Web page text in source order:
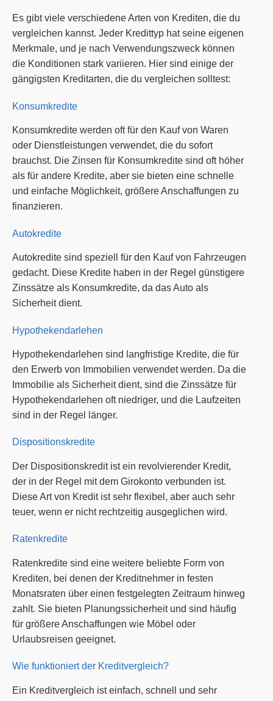
Es gibt viele verschiedene Arten von Krediten, die du
vergleichen kannst. Jeder Kredittyp hat seine eigenen
Merkmale, und je nach Verwendungszweck können
die Konditionen stark variieren. Hier sind einige der
gängigsten Kreditarten, die du vergleichen solltest:
Konsumkredite
Konsumkredite werden oft für den Kauf von Waren
oder Dienstleistungen verwendet, die du sofort
brauchst. Die Zinsen für Konsumkredite sind oft höher
als für andere Kredite, aber sie bieten eine schnelle
und einfache Möglichkeit, größere Anschaffungen zu
finanzieren.
Autokredite
Autokredite sind speziell für den Kauf von Fahrzeugen
gedacht. Diese Kredite haben in der Regel günstigere
Zinssätze als Konsumkredite, da das Auto als
Sicherheit dient.
Hypothekendarlehen
Hypothekendarlehen sind langfristige Kredite, die für
den Erwerb von Immobilien verwendet werden. Da die
Immobilie als Sicherheit dient, sind die Zinssätze für
Hypothekendarlehen oft niedriger, und die Laufzeiten
sind in der Regel länger.
Dispositionskredite
Der Dispositionskredit ist ein revolvierender Kredit,
der in der Regel mit dem Girokonto verbunden ist.
Diese Art von Kredit ist sehr flexibel, aber auch sehr
teuer, wenn er nicht rechtzeitig ausgeglichen wird.
Ratenkredite
Ratenkredite sind eine weitere beliebte Form von
Krediten, bei denen der Kreditnehmer in festen
Monatsraten über einen festgelegten Zeitraum hinweg
zahlt. Sie bieten Planungssicherheit und sind häufig
für größere Anschaffungen wie Möbel oder
Urlaubsreisen geeignet.
Wie funktioniert der Kreditvergleich?
Ein Kreditvergleich ist einfach, schnell und sehr